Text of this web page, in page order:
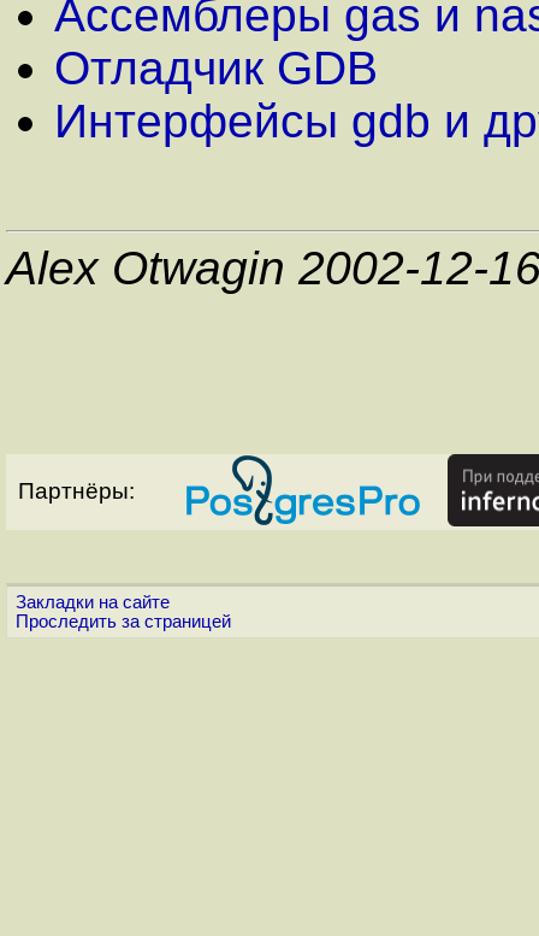
Ассемблеры gas и
Отладчик GDB
Интерфейсы gdb и
Alex Otwagin 2002-12-
Партнёры:
Закладки на сайте
Проследить за страницей